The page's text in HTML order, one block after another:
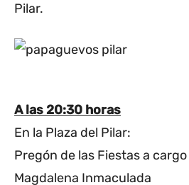
Pilar.
A las 20:30 horas
En la Plaza del Pilar:
Pregón de las Fiestas a cargo
Magdalena Inmaculada